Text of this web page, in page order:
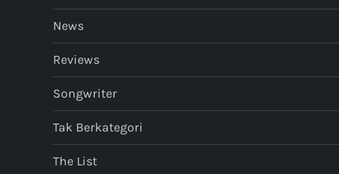
News
Reviews
Songwriter
Tak Berkategori
The List